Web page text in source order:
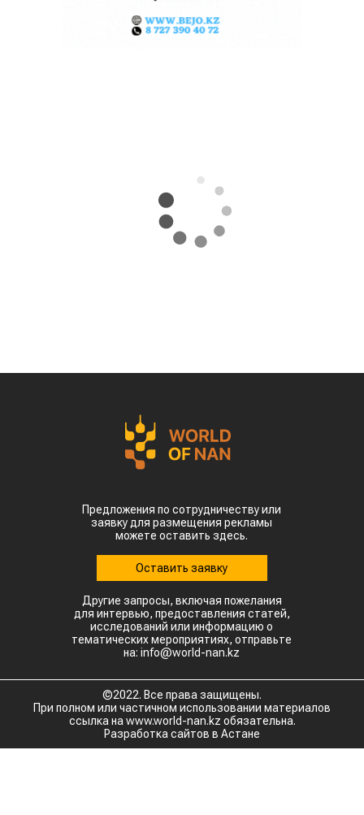
Предложения по сотрудничеству или
заявку для размещения рекламы
можете оставить здесь.
Оставить заявку
Другие запросы, включая пожелания
для интервью, предоставления статей,
исследований или информацию о
тематических мероприятиях, отправьте
на: info@world-nan.kz
©2022. Все права защищены.
При полном или частичном использовании материалов
ссылка на www.world-nan.kz обязательна.
Разработка сайтов в Астане